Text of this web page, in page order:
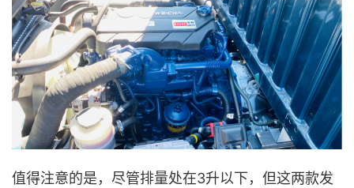
值得注意的是，尽管排量处在3升以下，但这两款发